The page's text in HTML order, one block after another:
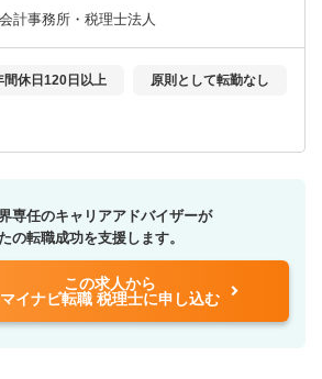
会計事務所・税理士法人
間休日120日以上 原則として転勤なし
専任のキャリアアドバイザーが
の転職成功を支援します。
この求人から
マイナビ転職 税理士に申し込む